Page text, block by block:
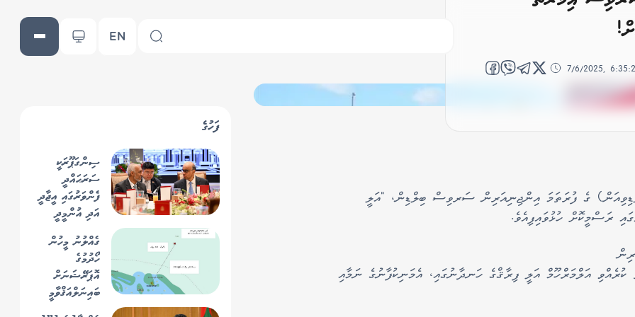
EN
7/6/2025,
ގެ ފުރަތަމަ އިންޖިނިއަރިން ސަރވިސް ބިލްޑިން، "އަލީ
ރަސްމީކޮށް ހުޅުވައިފިއެވެ.
އަލްމަރްހޫމް އަލީ ފިރާޤްގެ ހަނދާނުގައި، އެމަނިކުފާނުގެ ނަމާއި
ފަހުގެ
ސިންގަޕޫރަކީ
ސަރަޙައްދީ
ފެންވަރުގައި އީޖާދީ
އަދި އުންމީދީ
ގެއްލުނު މީހުން
ހޯދުމުގެ
އޮޕަރޭޝަނަށް
ބައިނަލްއަޤްވާމީ